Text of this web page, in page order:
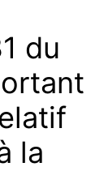
du
la